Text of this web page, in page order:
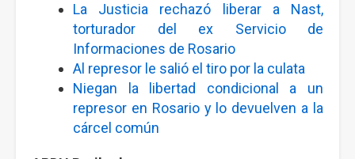
La Justicia rechazó liberar a Nast,
torturador del ex Servicio de
Informaciones de Rosario
Al represor le salió el tiro por la culata
Niegan la libertad condicional a un
represor en Rosario y lo devuelven a la
cárcel común